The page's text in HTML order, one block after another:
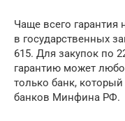
Чаще всего гарантия
в государственных
615. Для закупок по
гарантию может
только банк,
банков Минфина РФ.